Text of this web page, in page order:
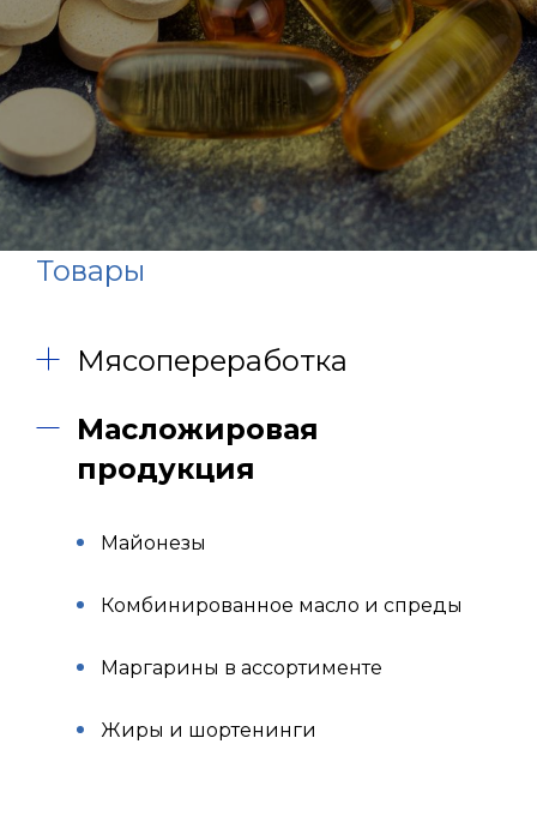
Товары
Мясопереработка
Масложировая
продукция
Майонезы
Комбинированное масло и спреды
Маргарины в ассортименте
Жиры и шортенинги